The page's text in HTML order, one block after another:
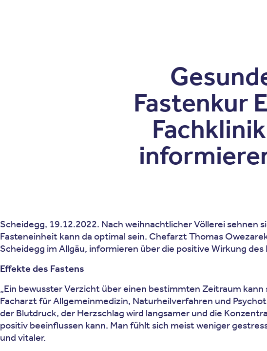
Fastenkur
Scheidegg, 19.12.2022. Nach weihnachtlicher Völlerei sehnen
Fasteneinheit kann da optimal sein. Chefarzt Thomas
Scheidegg im Allgäu, informieren über die positive Wirkung
Effekte des Fastens
„Ein bewusster Verzicht über einen bestimmten Zeitraum
Facharzt für Allgemeinmedizin, Naturheilverfahren und
der Blutdruck, der Herzschlag wird langsamer und die
positiv beeinflussen kann. Man fühlt sich meist weniger
und vitaler.